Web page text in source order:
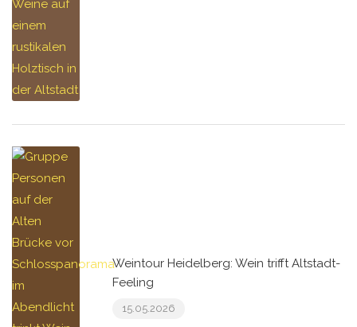
Weintour Heidelberg: Wein trifft Altstadt-
Feeling
15.05.2026